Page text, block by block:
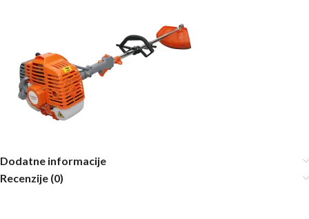
Dodatne informacije
Recenzije (0)